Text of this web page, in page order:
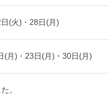
(火)・28日(月)
月)・23日(月)・30日(月)
。